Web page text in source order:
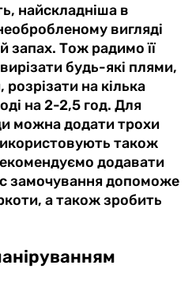
найскладніша в
вигляді
запах. Тож радимо її
будь-які плями,
на кілька
на 2-2,5 год. Для
можна додати трохи
також
додавати
замочування допоможе
а також зробить